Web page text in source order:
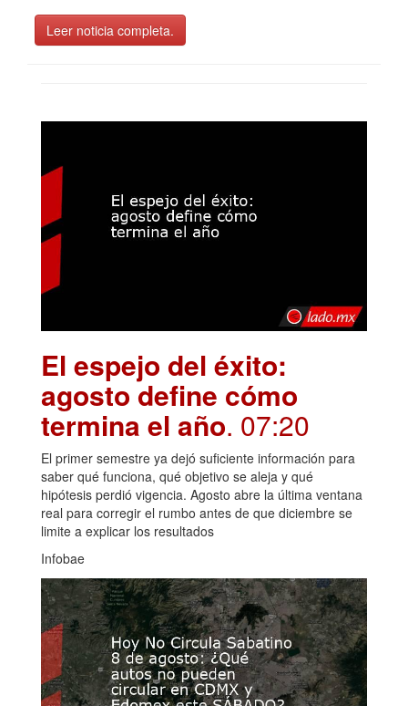
Leer noticia completa.
El espejo del éxito:
agosto define cómo
termina el año. 07:20
El primer semestre ya dejó suficiente información para
saber qué funciona, qué objetivo se aleja y qué
hipótesis perdió vigencia. Agosto abre la última ventana
real para corregir el rumbo antes de que diciembre se
limite a explicar los resultados
Infobae